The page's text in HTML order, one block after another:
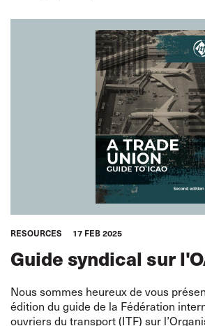
RESOURCES 17 FEB 2025
Guide syndical sur
Nous sommes heureux de vous
édition du guide de la Fédération
ouvriers du transport (ITF) sur